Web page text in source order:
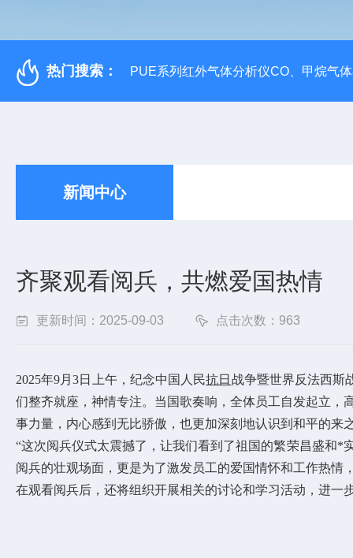
热门搜索： PUE系列红外气体分析仪CO、甲烷气
新闻中心
齐聚观看阅兵，共燃爱国热情
更新时间：2025-09-03 点击次数：963
2025年9月3日上午，纪念中国人民抗日 战争暨世界反法西斯
们整齐就座，神情专注。当国歌奏响，全体员工自发起立
事力量，内心感到无比骄傲，也更加深刻地认识到和平的来
“这次阅兵仪式太震撼了，让我们看到了祖国的繁荣昌盛和*
阅兵的壮观场面，更是为了激发员工的爱国情怀和工作热情
在观看阅兵后，还将组织开展相关的讨论和学习活动，进